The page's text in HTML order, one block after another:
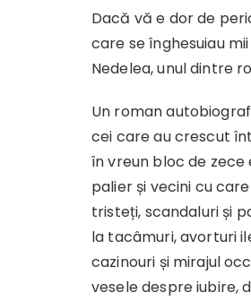
Dacă vă e dor de
care se înghesuiau
Nedelea, unul dintre
Un roman
cei care au crescut
în vreun bloc de
palier și vecini cu
tristeți, scandaluri și
la tacâmuri, avorturi
cazinouri și mirajul
vesele despre iubire,